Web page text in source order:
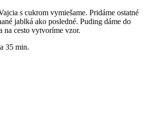
s cukrom vymiešame. Pridáme ostatné
jablká ako posledné. Puding dáme do
na cesto vytvoríme vzor.
35 min.